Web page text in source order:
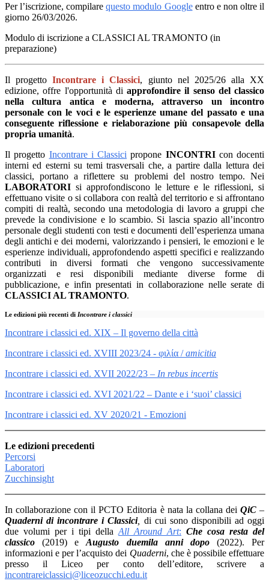
Per l’iscrizione, compilarequesto modulo Googleentro e non oltre il
giorno 26/03/2026.
Modulo di iscrizione a CLASSICI AL TRAMONTO (in
preparazione)
Il progetto Incontrare i Classici, giunto nel 2025/26 alla XX
edizione, offre l'opportunità di approfondire il senso del classico
nella cultura antica e moderna, attraverso un incontro
personale con le voci e le esperienze umane del passato e una
conseguente riflessione e rielaborazione più consapevole della
propria umanità.
Il progetto Incontrare i Classici propone INCONTRI con docenti
interni ed esterni su temi trasversali che, a partire dalla lettura dei
classici, portano a riflettere su problemi del nostro tempo. Nei
LABORATORI si approfondiscono le letture e le riflessioni, si
effettuano visite o si collabora con realtà del territorio e si affrontano
compiti di realtà, secondo una metodologia di lavoro a gruppi che
prevede la condivisione e lo scambio. Si lascia spazio all’incontro
personale degli studenti con testi e documenti dell’esperienza umana
degli antichi e dei moderni, valorizzando i pensieri, le emozioni e le
esperienze individuali, approfondendo aspetti specifici e realizzando
contributi in diversi formati che vengono successivamente
organizzati e resi disponibili mediante diverse forme di
pubblicazione, e infin presentati in collaborazione nelle serate di
CLASSICI AL TRAMONTO.
Le edizioni più recenti di Incontrare i classici
Incontrare i classici ed. XIX – Il governo della città
Incontrare i classici ed. XVIII 2023/24 - φιλία /amicitia
Incontrare i classici ed. XVII 2022/23 – In rebus incertis
Incontrare i classici ed. XVI 2021/22 – Dante e i ‘suoi’ classici
Incontrare i classici ed. XV 2020/21 - Emozioni
Le edizioni precedenti
Percorsi
Laboratori
Zucchinsight
In collaborazione con il PCTO Editoria è nata la collana dei QiC–
Quaderni di incontrare i Classici, di cui sono disponibili ad oggi
due volumi per i tipi della All Around Art: Che cosa resta del
classico
(2019) eAugusto duemila anni dopo
(2022). Per
informazioni e per l’acquisto dei Quaderni, che è possibile effettuare
presso il Liceo per conto dell’editore, scrivere a
incontrareiclassici@liceozucchi.edu.it